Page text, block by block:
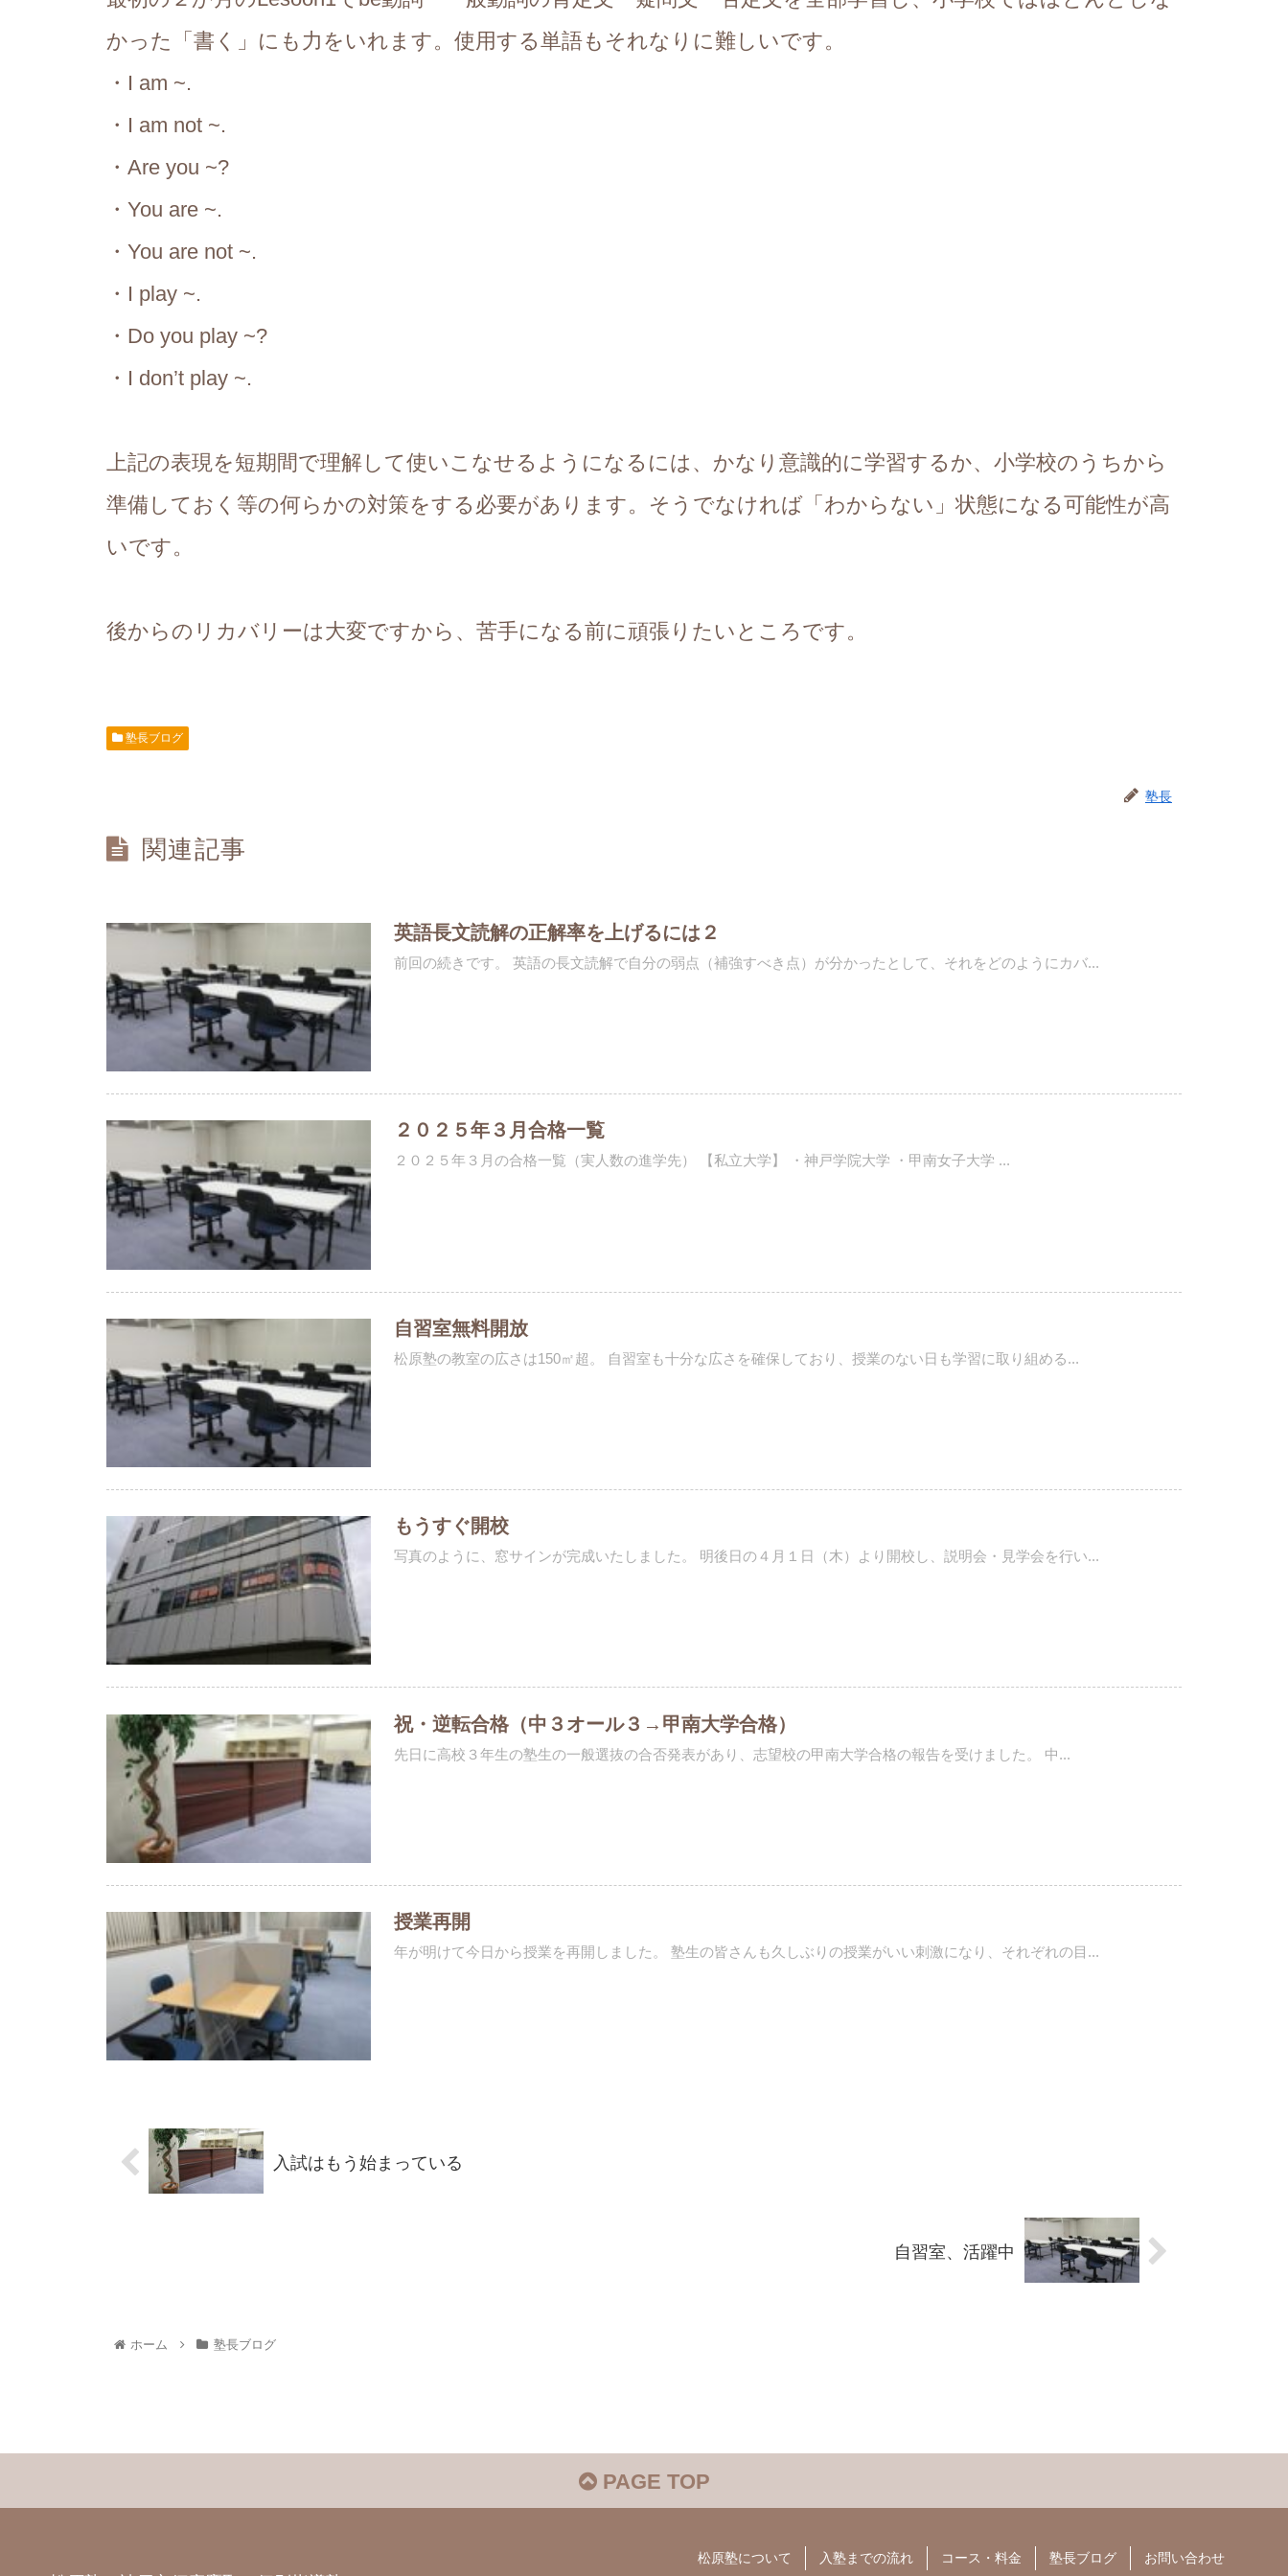
かった「書く」にも力をいれます。使用する単語もそれなりに難しいです。
・I am ~.
・I am not ~.
・Are you ~?
・You are ~.
・You are not ~.
・I play ~.
・Do you play ~?
・I don’t play ~.
上記の表現を短期間で理解して使いこなせるようになるには、かなり意識的に学習するか、小学校のうちから
準備しておく等の何らかの対策をする必要があります。そうでなければ「わからない」状態になる可能性が高
いです。
後からのリカバリーは大変ですから、苦手になる前に頑張りたいところです。
塾長ブログ
塾長
関連記事
英語長文読解の正解率を上げるには２
前回の続きです。 英語の長文読解で自分の弱点（補強すべき点）が分かったとして、それをどのようにカバ...
２０２５年３月合格一覧
２０２５年３月の合格一覧（実人数の進学先） 【私立大学】 ・神戸学院大学 ・甲南女子大学 ...
自習室無料開放
松原塾の教室の広さは150㎡超。 自習室も十分な広さを確保しており、授業のない日も学習に取り組める...
もうすぐ開校
写真のように、窓サインが完成いたしました。 明後日の４月１日（木）より開校し、説明会・見学会を行い...
祝・逆転合格（中３オール３→甲南大学合格）
先日に高校３年生の塾生の一般選抜の合否発表があり、志望校の甲南大学合格の報告を受けました。 中...
授業再開
年が明けて今日から授業を再開しました。 塾生の皆さんも久しぶりの授業がいい刺激になり、それぞれの目...
入試はもう始まっている
自習室、活躍中
ホーム 塾長ブログ
PAGE TOP
松原塾について 入塾までの流れ コース・料金 塾長ブログ お問い合わせ